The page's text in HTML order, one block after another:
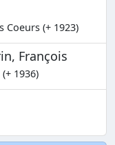
Coeurs (+ 1923)
François
1936)